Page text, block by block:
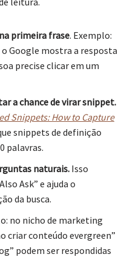
primeira frase. Exemplo:
Google mostra a resposta
precise clicar em um
a chance de virar snippet.
Snippets: How to Capture
snippets de definição
palavras.
naturais. Isso
Ask” e ajuda o
da busca.
no nicho de marketing
criar conteúdo evergreen”
podem ser respondidas